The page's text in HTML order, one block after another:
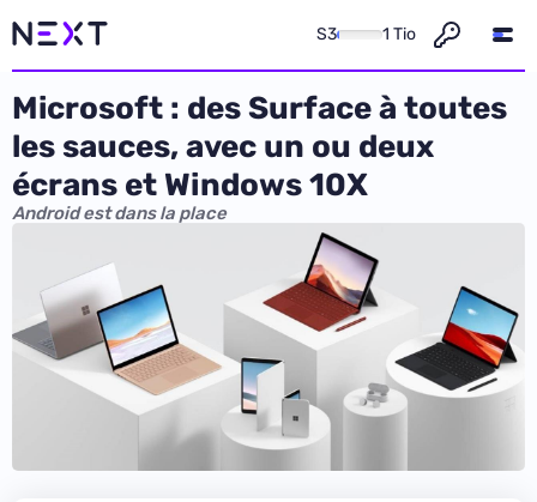
S3 1 Tio
Microsoft : des Surface à toutes
les sauces, avec un ou deux
écrans et Windows 10X
Android est dans la place